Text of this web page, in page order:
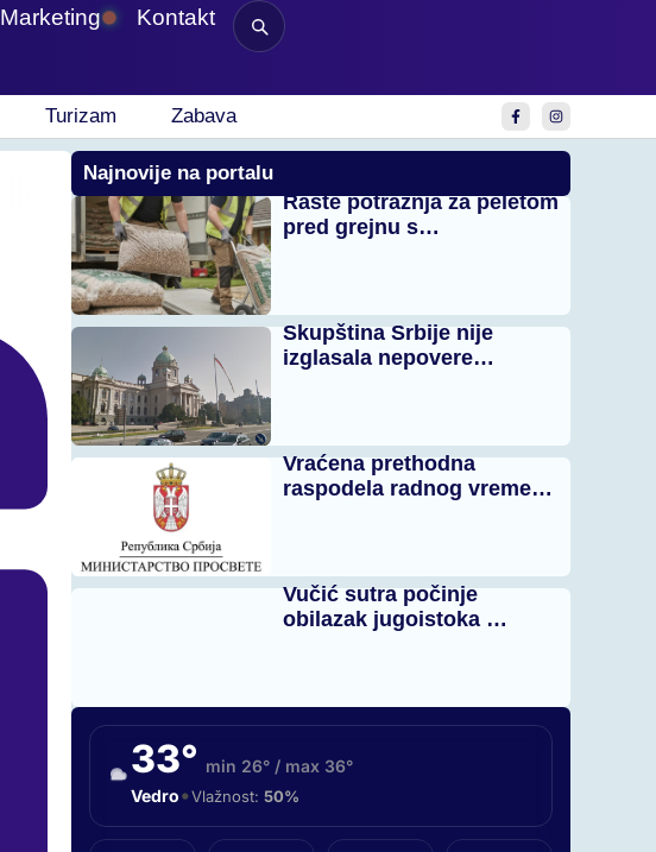
Marketing Kontakt
Turizam Zabava
Najnovije na portalu
Raste potražnja za peletom
pred grejnu s…
Skupština Srbije nije
izglasala nepovere…
Vraćena prethodna
raspodela radnog vreme…
Vučić sutra počinje
obilazak jugoistoka …
33° min 26° / max 36°
Vedro•Vlažnost: 50%